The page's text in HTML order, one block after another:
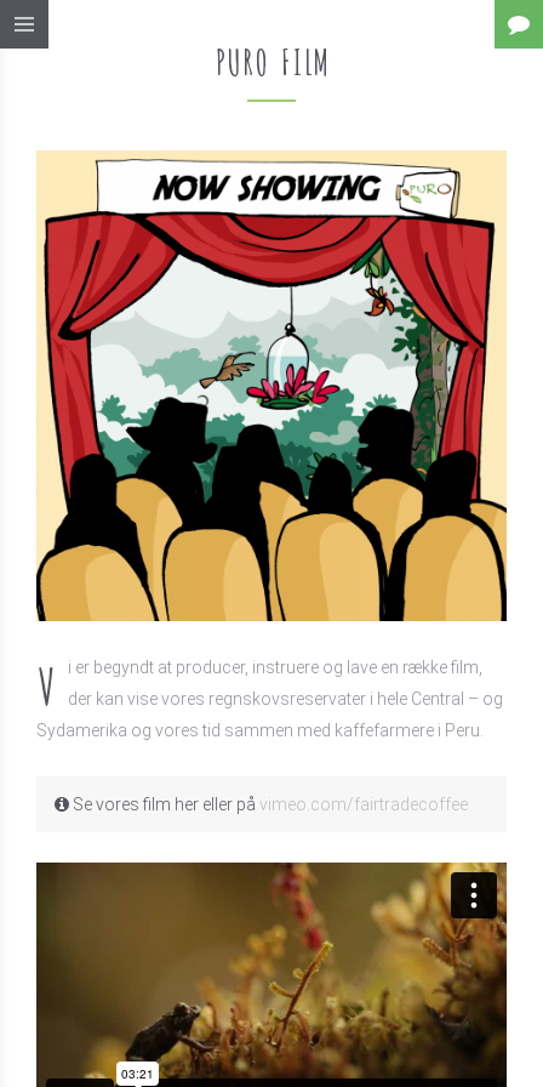
PURO FILM
V
i er begyndt at producer, instruere og lave en række film,
der kan vise vores regnskovsreservater i hele Central – og
Sydamerika og vores tid sammen med kaffefarmere i Peru.
Se vores film her eller på vimeo.com/fairtradecoffee